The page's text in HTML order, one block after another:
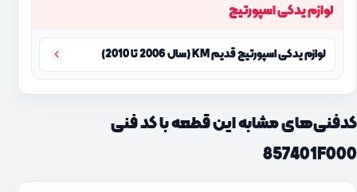
لوازم یدکی اسپورتیج
لوازم یدکی اسپورتیج قدیم KM (سال 2006 تا 2010)
کدفنی‌های مشابه این قطعه با کد فنی
857401F000